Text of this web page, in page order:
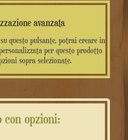
avanzata
questo pulsante, potrai creare in
per questo prodotto
sopra selezionate.
con opzioni: